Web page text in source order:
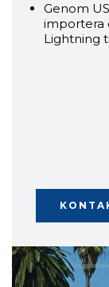
Genom
importera
Lightning